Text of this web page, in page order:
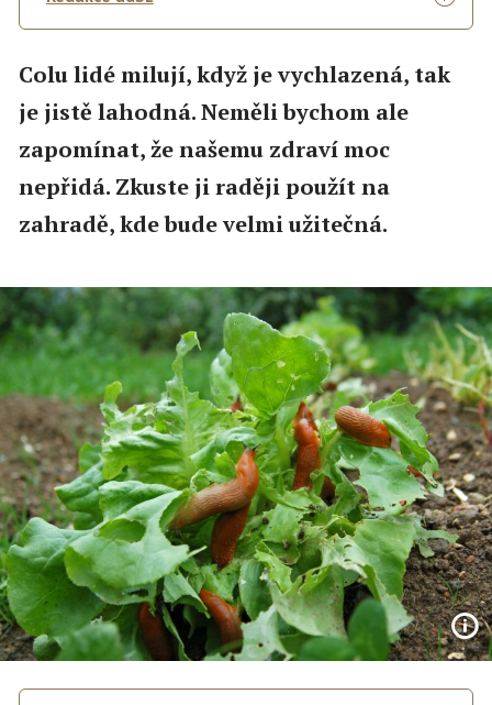
Colu lidé milují, když je vychlazená, tak
je jistě lahodná. Neměli bychom ale
zapomínat, že našemu zdraví moc
nepřidá. Zkuste ji raději použít na
zahradě, kde bude velmi užitečná.